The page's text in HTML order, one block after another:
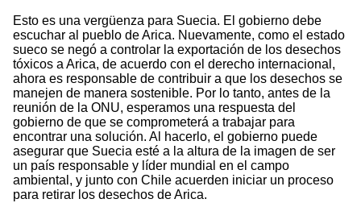
Esto es una vergüenza para Suecia. El gobierno debe
escuchar al pueblo de Arica. Nuevamente, como el estado
sueco se negó a controlar la exportación de los desechos
tóxicos a Arica, de acuerdo con el derecho internacional,
ahora es responsable de contribuir a que los desechos se
manejen de manera sostenible. Por lo tanto, antes de la
reunión de la ONU, esperamos una respuesta del
gobierno de que se comprometerá a trabajar para
encontrar una solución. Al hacerlo, el gobierno puede
asegurar que Suecia esté a la altura de la imagen de ser
un país responsable y líder mundial en el campo
ambiental, y junto con Chile acuerden iniciar un proceso
para retirar los desechos de Arica.